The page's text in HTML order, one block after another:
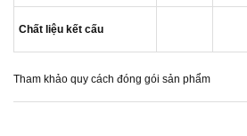
Chất liệu kết cấu
Tham khảo quy cách đóng gói sản phẩm